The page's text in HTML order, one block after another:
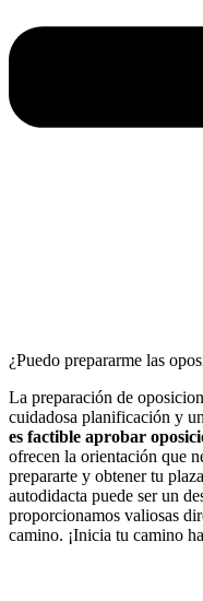
¿Puedo prepararme las
La preparación de
cuidadosa planificación y
es factible aprobar
ofrecen la orientación que
prepararte y obtener tu
autodidacta puede ser un
proporcionamos valiosas
camino. ¡Inicia tu camino